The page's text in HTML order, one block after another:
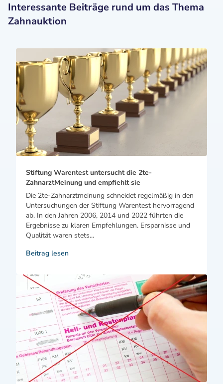
Interessante Beiträge rund um das Thema
Zahnauktion
Stiftung Warentest untersucht die 2te-
ZahnarztMeinung und empfiehlt sie
Die 2te-Zahnarztmeinung schneidet regelmäßig in den
Untersuchungen der Stiftung Warentest hervorragend
ab. In den Jahren 2006, 2014 und 2022 führten die
Ergebnisse zu klaren Empfehlungen. Ersparnisse und
Qualität waren stets...
Beitrag lesen